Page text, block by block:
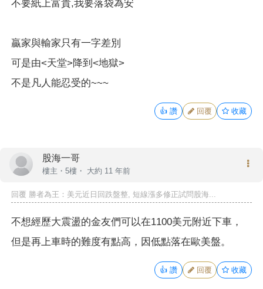
不要紙上富貴,我要落袋為安
贏家與輸家只有一字差別
可是由<天堂>降到<地獄>
不是凡人能忍受的~~~
👍 讚 回覆 收藏
股海一哥
樓主 ・5樓・ 大約 11 年前
回覆 勝者為王 ：美元近日回跌盤整, 短線漲多修正試問股海...
不想經歷大震盪的金友們可以在1100美元附近下車，
但是再上車時的難度有點高，因低點落在歐美盤。
👍 讚 回覆 收藏